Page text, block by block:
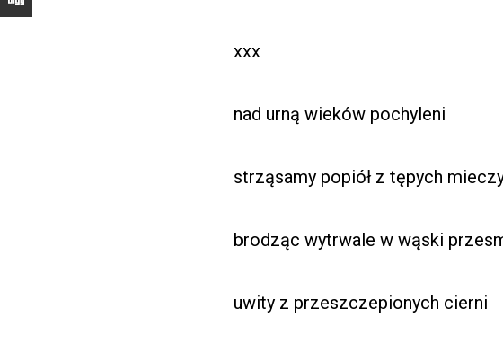
xxx
nad urną wieków pochyleni
strząsamy popiół z tępych
brodząc wytrwale w wąski
uwity z przeszczepionych cierni